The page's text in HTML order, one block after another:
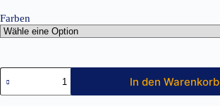
Farben
5
Panel
Sandwich
In den Warenkorb